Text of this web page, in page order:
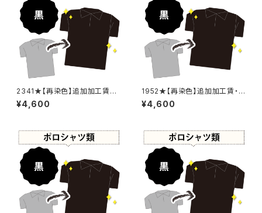
2341★【再染色】追加加工賃・
黒染め
¥4,600
1952★【再染色】追加加工賃・
黒染め
¥4,600